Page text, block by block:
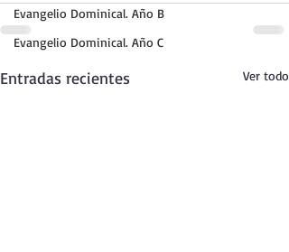
Evangelio Dominical. Año B
Evangelio Dominical. Año C
Entradas recientes Ver todo